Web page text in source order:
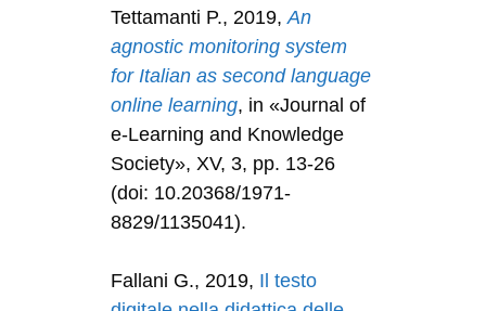
Tettamanti P., 2019,An
agnostic monitoring system
for Italian as second language
online learning, in «Journal of
e-Learning and Knowledge
Society», XV, 3, pp. 13-26
(doi: 10.20368/1971-
8829/1135041).
Fallani G., 2019, Il testo